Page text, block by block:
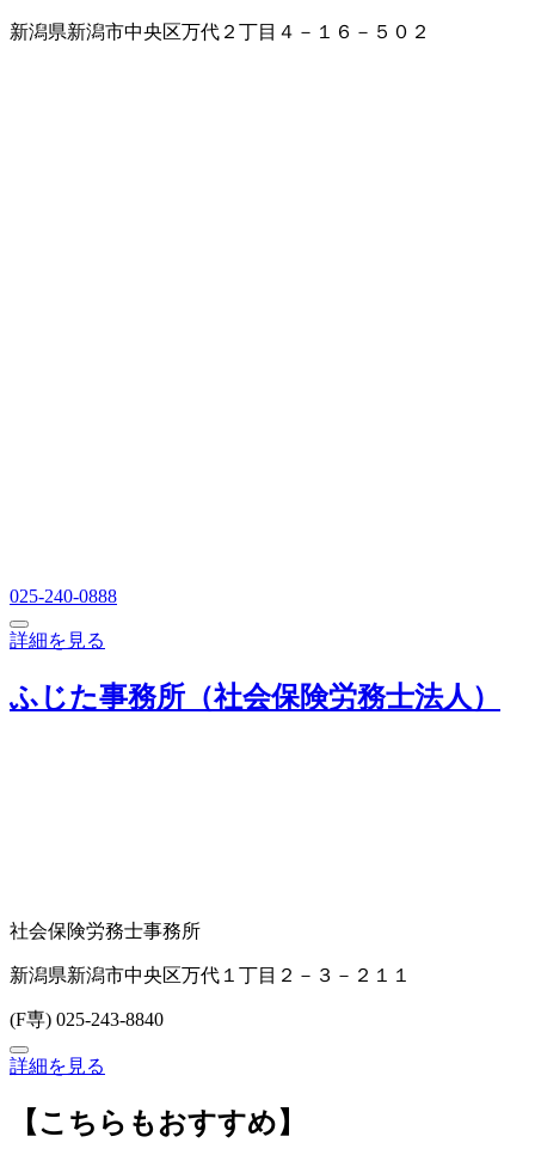
新潟県新潟市中央区万代２丁目４－１６－５０２
025-240-0888
詳細を見る
ふじた事務所（社会保険労務士法人）
社会保険労務士事務所
新潟県新潟市中央区万代１丁目２－３－２１１
(F専) 025-243-8840
詳細を見る
【こちらもおすすめ】